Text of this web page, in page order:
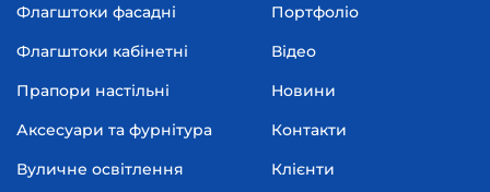
Флагштоки фасадні
Флагштоки кабінетні
Прапори настільні
Аксесуари та фурнітура
Вуличне освітлення
Портфоліо
Відео
Новини
Контакти
Клієнти